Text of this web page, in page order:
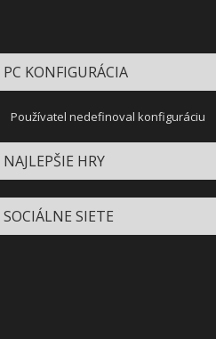
PC KONFIGURÁCIA
Používatel nedefinoval konfiguráciu
NAJLEPŠIE HRY
SOCIÁLNE SIETE